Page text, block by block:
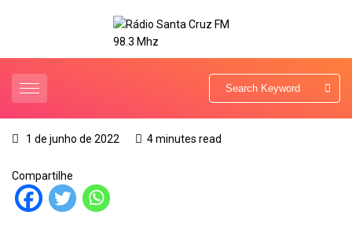
1 de junho de 2022 4 minutes read
Compartilhe